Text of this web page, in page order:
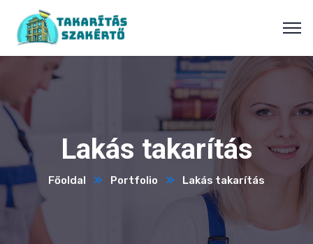
Lakás takarítás
Főoldal Portfolio Lakás takarítás